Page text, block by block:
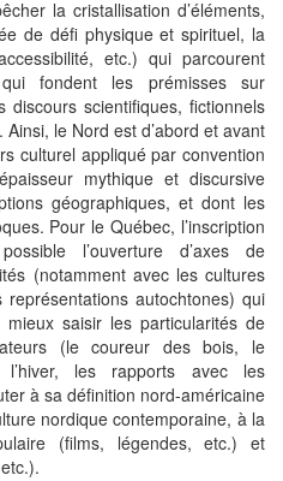
la cristallisation d’éléments,
de défi physique et spirituel, la
etc.) qui parcourent
fondent les prémisses sur
discours scientifiques, fictionnels
le Nord est d’abord et avant
culturel appliqué par convention
mythique et discursive
géographiques, et dont les
Pour le Québec, l’inscription
l’ouverture d’axes de
(notamment avec les cultures
autochtones) qui
saisir les particularités de
(le coureur des bois, le
les rapports avec les
à sa définition nord-américaine
nordique contemporaine, à la
(films, légendes, etc.) et